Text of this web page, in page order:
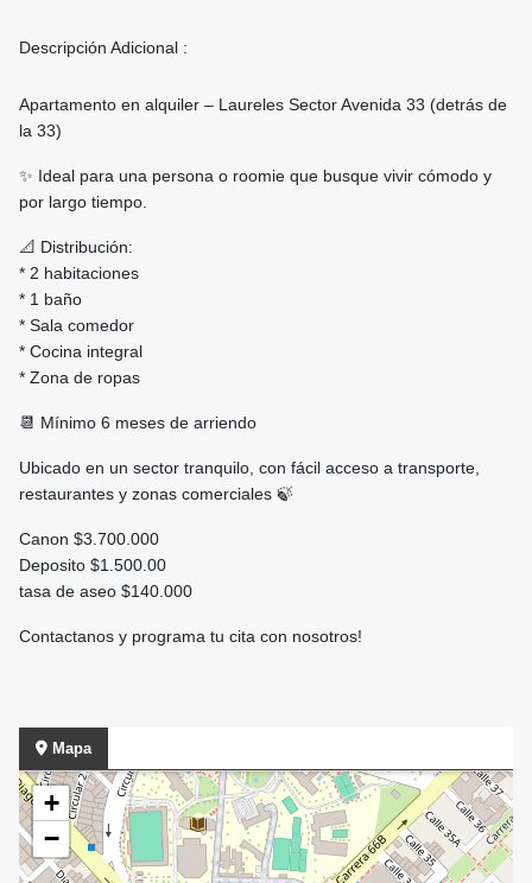
Descripción Adicional :
Apartamento en alquiler – Laureles Sector Avenida 33 (detrás de
la 33)
✨ Ideal para una persona o roomie que busque vivir cómodo y
por largo tiempo.
📐 Distribución:
* 2 habitaciones
* 1 baño
* Sala comedor
* Cocina integral
* Zona de ropas
📆 Mínimo 6 meses de arriendo
Ubicado en un sector tranquilo, con fácil acceso a transporte,
restaurantes y zonas comerciales 🍃
Canon $3.700.000
Deposito $1.500.00
tasa de aseo $140.000
Contactanos y programa tu cita con nosotros!
Mapa
+
−